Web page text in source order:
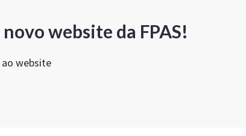
website da FPAS!
website